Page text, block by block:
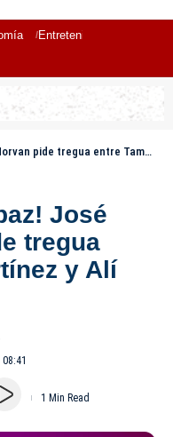
Entretenimiento
entre Tamara Martínez y Alí David
José
tregua
y Alí
1 Min Read